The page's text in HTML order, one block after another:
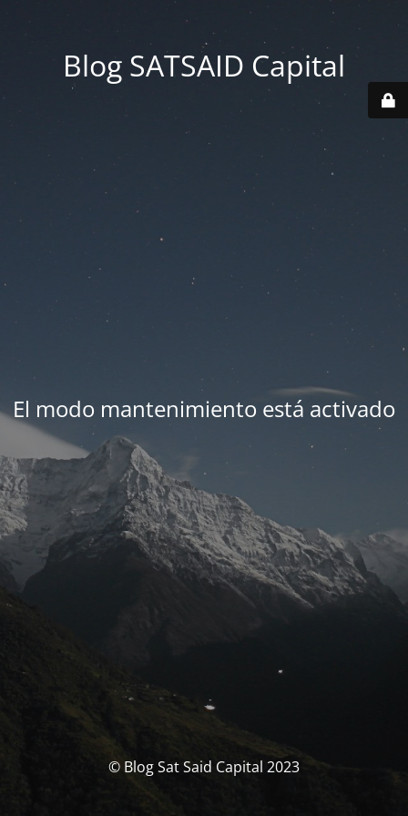
Blog SATSAID Capital
El modo mantenimiento está activado
© Blog Sat Said Capital 2023